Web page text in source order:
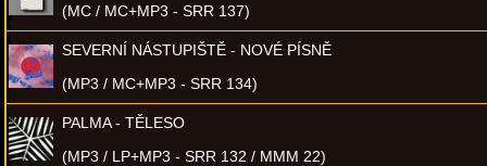
(MC / MC+MP3 - SRR 137)
SEVERNÍ NÁSTUPIŠTĚ - NOVÉ PÍSNĚ
(MP3 / MC+MP3 - SRR 134)
PALMA - TĚLESO
(MP3 / LP+MP3 - SRR 132 / MMM 22)